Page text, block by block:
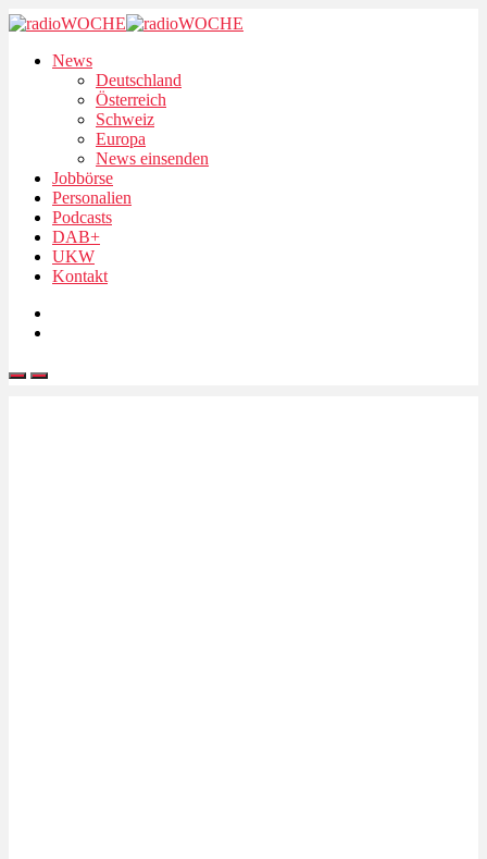
News
Deutschland
Österreich
Schweiz
Europa
News einsenden
Jobbörse
Personalien
Podcasts
DAB+
UKW
Kontakt